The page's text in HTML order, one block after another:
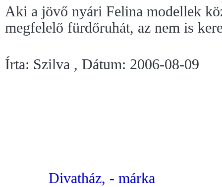
Aki a jövő nyári Felina modellek
megfelelő fürdőruhát, az nem is
Írta: Szilva , Dátum: 2006-08-09
Divatház, - márka